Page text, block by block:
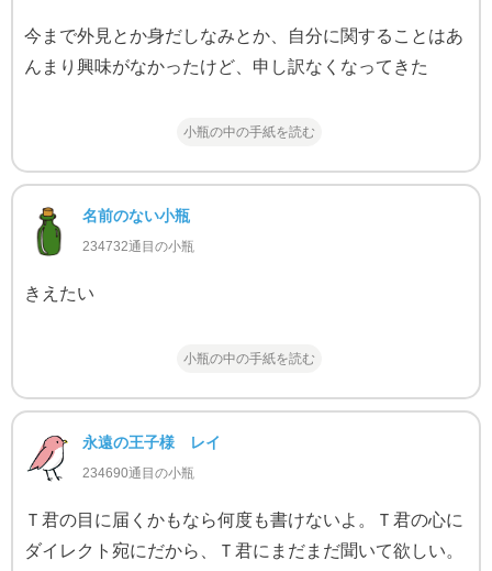
今まで外見とか身だしなみとか、自分に関することはあ
んまり興味がなかったけど、申し訳なくなってきた
小瓶の中の手紙を読む
名前のない小瓶
234732通目の小瓶
きえたい
小瓶の中の手紙を読む
永遠の王子様 レイ
234690通目の小瓶
Ｔ君の目に届くかもなら何度も書けないよ。Ｔ君の心に
ダイレクト宛にだから、Ｔ君にまだまだ聞いて欲しい。